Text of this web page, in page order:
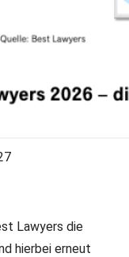
Lawyers die
hierbei erneut